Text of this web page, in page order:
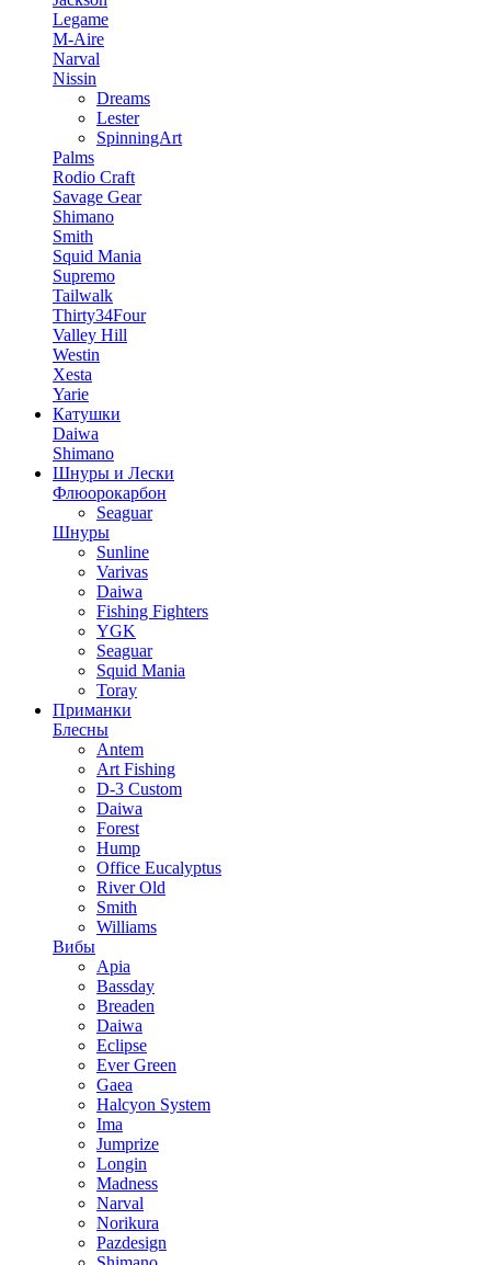
Legame
M-Aire
Narval
Nissin
Dreams
Lester
SpinningArt
Palms
Rodio Craft
Savage Gear
Shimano
Smith
Squid Mania
Supremo
Tailwalk
Thirty34Four
Valley Hill
Westin
Xesta
Yarie
Катушки
Daiwa
Shimano
Шнуры и Лески
Флюорокарбон
Seaguar
Шнуры
Sunline
Varivas
Daiwa
Fishing Fighters
YGK
Seaguar
Squid Mania
Toray
Приманки
Блесны
Antem
Art Fishing
D-3 Custom
Daiwa
Forest
Hump
Office Eucalyptus
River Old
Smith
Williams
Вибы
Apia
Bassday
Breaden
Daiwa
Eclipse
Ever Green
Gaea
Halcyon System
Ima
Jumprize
Longin
Madness
Narval
Norikura
Pazdesign